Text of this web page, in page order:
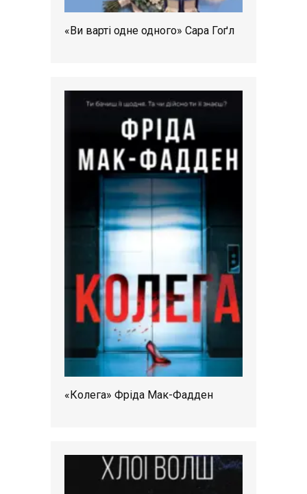
«Ви варті одне одного» Сара Гоґл
«Колега» Фріда Мак-Фадден